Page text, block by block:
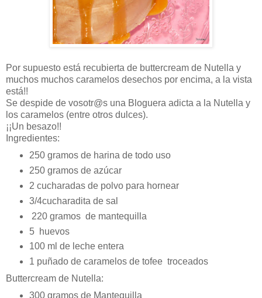
Por supuesto está recubierta de buttercream de Nutella y
muchos muchos caramelos desechos por encima, a la vista
está!!
Se despide de vosotr@s una Bloguera adicta a la Nutella y
los caramelos (entre otros dulces).
¡¡Un besazo!!
Ingredientes:
250 gramos de harina de todo uso
250 gramos de azúcar
2 cucharadas de polvo para hornear
3/4cucharadita de sal
220 gramos de mantequilla
5 huevos
100 ml de leche entera
1 puñado de caramelos de tofee troceados
Buttercream de Nutella:
300 gramos de Mantequilla